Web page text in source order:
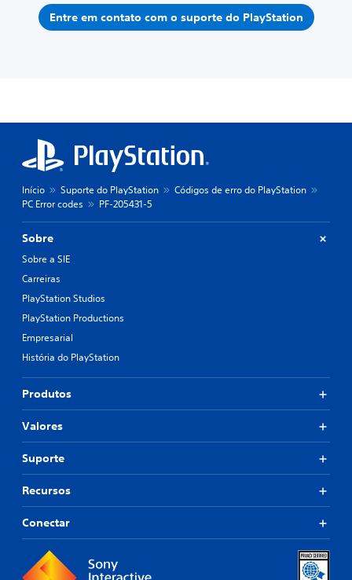
Entre em contato com o suporte do PlayStation
Início Suporte do PlayStation
Códigos de erro do PlayStation
PC Error codes
PF-205431-5
Sobre
Sobre a SIE
Carreiras
PlayStation Studios
PlayStation Productions
Empresarial
História do PlayStation
Produtos
Valores
Suporte
Recursos
Conectar